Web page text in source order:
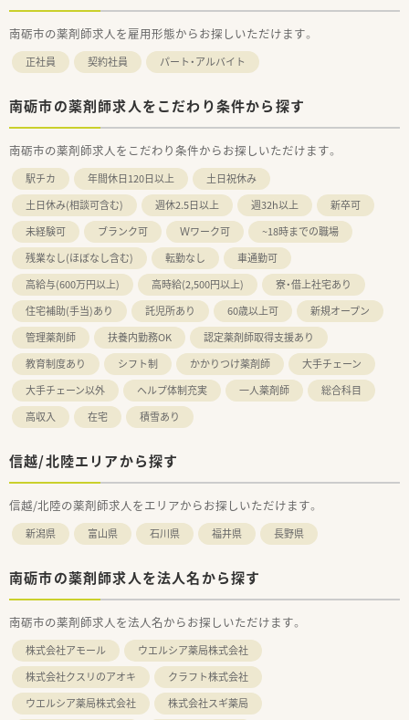
南砺市の薬剤師求人を雇用形態からお探しいただけます。
正社員 契約社員 パート・アルバイト
南砺市の薬剤師求人をこだわり条件から探す
南砺市の薬剤師求人をこだわり条件からお探しいただけます。
駅チカ 年間休日120日以上
土日祝休み
土日休み(相談可含む)
週休2.5日以上 週32h以上
新卒可
未経験可
ブランク可 Ｗワーク可
~18時までの職場
残業なし(ほぼなし含む)
転勤なし
車通勤可
高給与(600万円以上)
高時給(2,500円以上)
寮・借上社宅あり
住宅補助(手当)あり
託児所あり 60歳以上可
新規オープン
管理薬剤師
扶養内勤務OK
認定薬剤師取得支援あり
教育制度あり
シフト制 かかりつけ薬剤師
大手チェーン
大手チェーン以外
ヘルプ体制充実 一人薬剤師
総合科目
高収入
在宅 積雪あり
信越/北陸エリアから探す
信越/北陸の薬剤師求人をエリアからお探しいただけます。
新潟県 富山県 石川県 福井県 長野県
南砺市の薬剤師求人を法人名から探す
南砺市の薬剤師求人を法人名からお探しいただけます。
株式会社アモール
ウエルシア薬局株式会社
株式会社クスリのアオキ
クラフト株式会社
ウエルシア薬局株式会社
株式会社スギ薬局